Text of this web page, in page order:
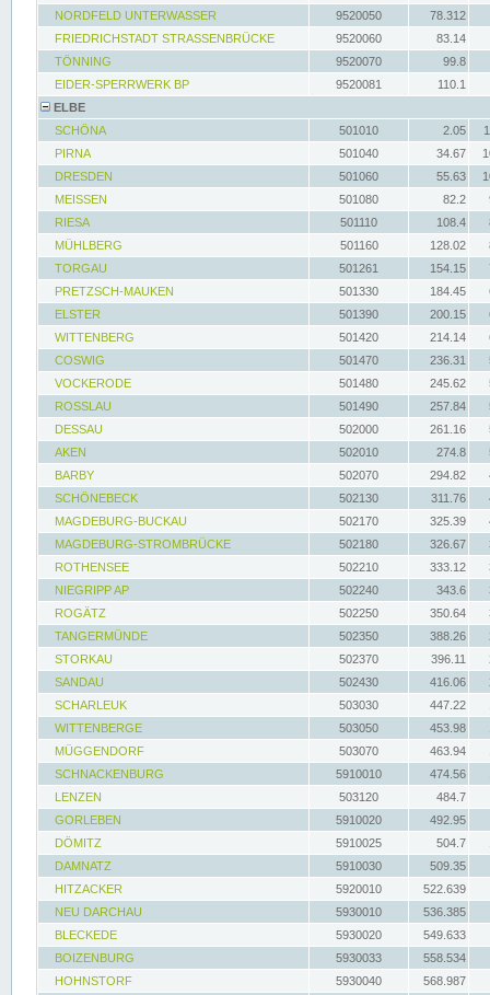
NORDFELD UNTERWASSER
9520050
78.312
FRIEDRICHSTADT STRASSENBRÜCKE
9520060
83.14
TÖNNING
9520070
99.8
EIDER-SPERRWERK BP
9520081
110.1
ELBE
SCHÖNA
501010 2.05
PIRNA
501040 34.67
DRESDEN
501060 55.63
MEISSEN
501080 82.2
RIESA
501110 108.4
MÜHLBERG
501160 128.02
TORGAU
501261 154.15
PRETZSCH-MAUKEN
501330 184.45
ELSTER
501390 200.15
WITTENBERG
501420 214.14
COSWIG
501470 236.31
VOCKERODE
501480 245.62
ROSSLAU
501490 257.84
DESSAU
502000 261.16
AKEN
502010 274.8
BARBY
502070 294.82
SCHÖNEBECK
502130 311.76
MAGDEBURG-BUCKAU
502170 325.39
MAGDEBURG-STROMBRÜCKE
502180 326.67
ROTHENSEE
502210 333.12
NIEGRIPP AP
502240 343.6
ROGÄTZ
502250 350.64
TANGERMÜNDE
502350 388.26
STORKAU
502370 396.11
SANDAU
502430 416.06
SCHARLEUK
503030 447.22
WITTENBERGE
503050 453.98
MÜGGENDORF
503070 463.94
SCHNACKENBURG
5910010 474.56
LENZEN
503120
484.7
GORLEBEN
5910020
492.95
DÖMITZ
5910025 504.7
DAMNATZ
5910030
509.35
HITZACKER
5920010
522.639
NEU DARCHAU
5930010
536.385
BLECKEDE
5930020
549.633
BOIZENBURG
5930033
558.534
HOHNSTORF
5930040
568.987